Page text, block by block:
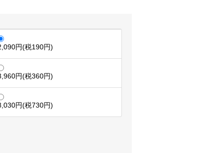
円(税190円)
円(税360円)
円(税730円)